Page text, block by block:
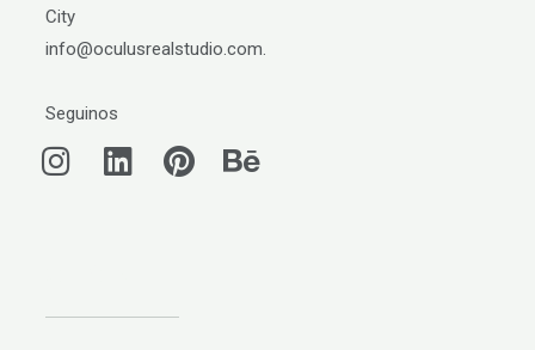
City
info@oculusrealstudio.com.
Seguinos
I
n
g
L
i
d
P
i
r
B
e